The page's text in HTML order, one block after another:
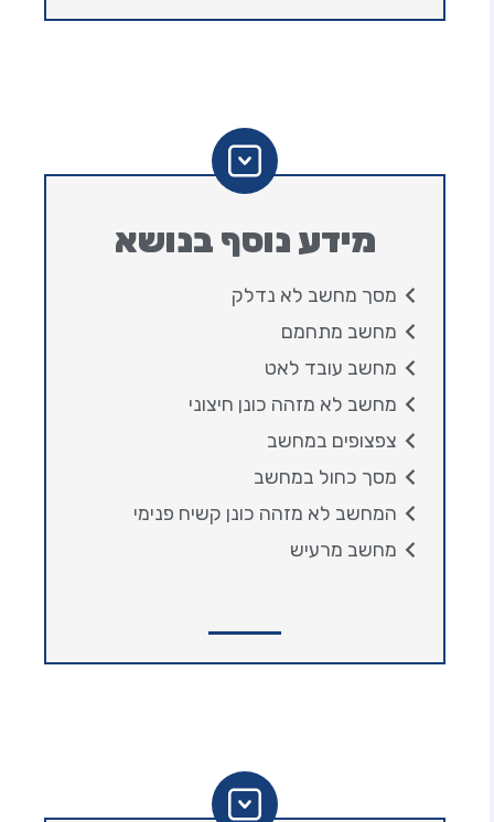
מידע נוסף בנושא
מסך מחשב לא נדלק
מחשב מתחמם
מחשב עובד לאט
מחשב לא מזהה כונן חיצוני
צפצופים במחשב
מסך כחול במחשב
המחשב לא מזהה כונן קשיח פנימי
מחשב מרעיש